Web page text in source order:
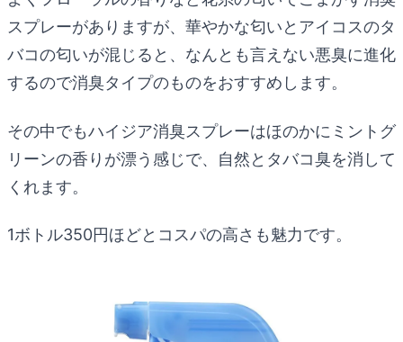
スプレーがありますが、華やかな匂いとアイコスのタ
バコの匂いが混じると、なんとも言えない悪臭に進化
するので消臭タイプのものをおすすめします。
その中でもハイジア消臭スプレーはほのかにミントグ
リーンの香りが漂う感じで、自然とタバコ臭を消して
くれます。
1ボトル350円ほどとコスパの高さも魅力です。